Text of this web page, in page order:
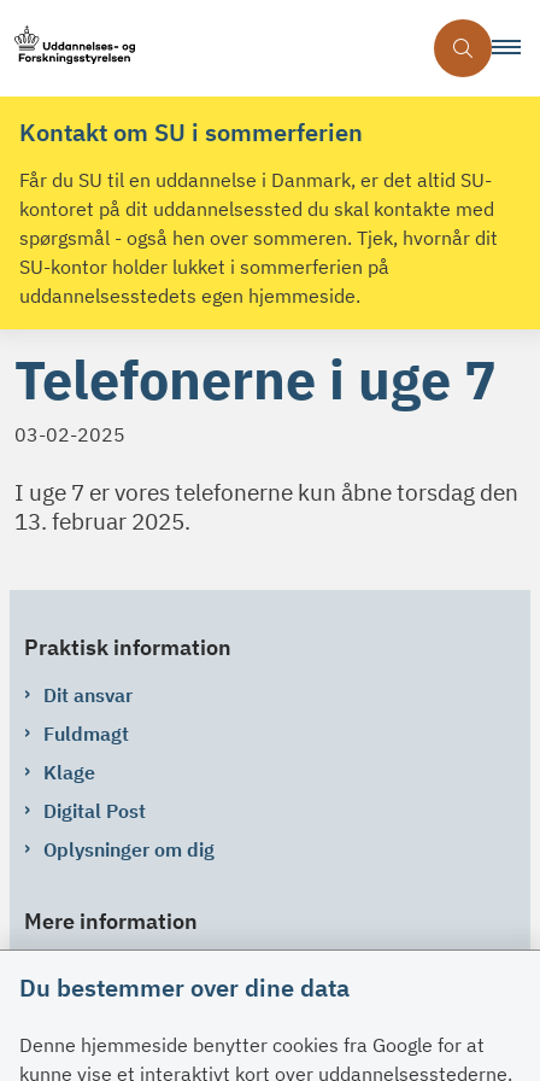
Kontakt om SU i sommerferien
Får du SU til en uddannelse i Danmark, er det altid SU-
kontoret på dit uddannelsessted du skal kontakte med
spørgsmål - også hen over sommeren. Tjek, hvornår dit
SU-kontor holder lukket i sommerferien på
uddannelsesstedets egen hjemmeside.
Telefonerne i uge 7
03-02-2025
I uge 7 er vores telefonerne kun åbne torsdag den
13. februar 2025.
Praktisk information
Dit ansvar
Fuldmagt
Klage
Digital Post
Oplysninger om dig
Mere information
Spørgsmål og svar
Du bestemmer over dine data
Denne hjemmeside benytter cookies fra Google for at
kunne vise et interaktivt kort over uddannelsesstederne.